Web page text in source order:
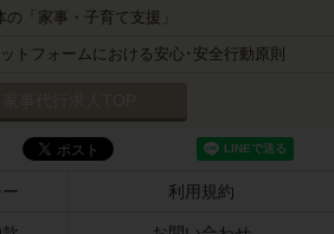
の「家事・子育て支援」
トフォームにおける安心･安全行動原則
利用規約